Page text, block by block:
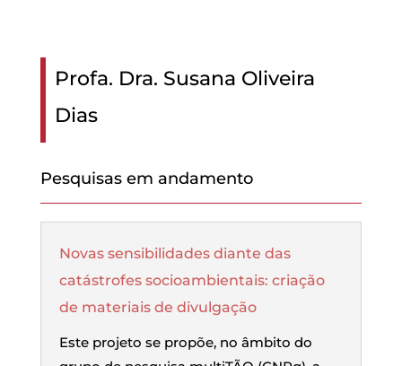
Profa. Dra. Susana Oliveira
Dias
Pesquisas em andamento
Novas sensibilidades diante das
catástrofes socioambientais: criação
de materiais de divulgação
Este projeto se propõe, no âmbito do